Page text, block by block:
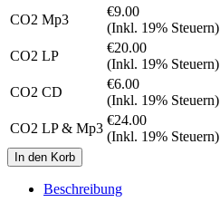
CO2 Mp3
€9.00
(Inkl. 19% Steuern)
CO2 LP
€20.00
(Inkl. 19% Steuern)
CO2 CD
€6.00
(Inkl. 19% Steuern)
CO2 LP & Mp3
€24.00
(Inkl. 19% Steuern)
Beschreibung